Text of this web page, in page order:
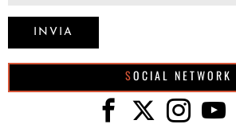
SOCIAL NETWORK